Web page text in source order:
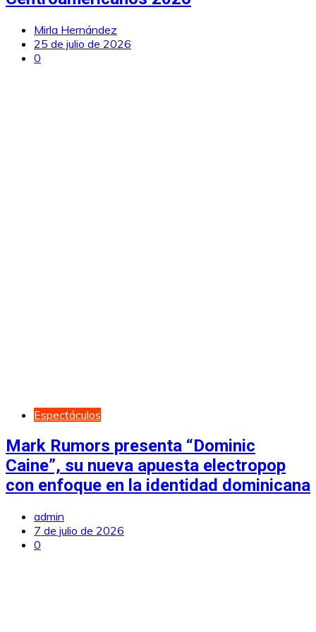
Mirla Hernández
25 de julio de 2026
0
Espectáculos
Mark Rumors presenta “Dominic
Caine”, su nueva apuesta electropop
con enfoque en la identidad dominicana
admin
7 de julio de 2026
0